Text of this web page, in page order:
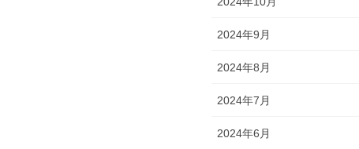
2024年9月
2024年8月
2024年7月
2024年6月